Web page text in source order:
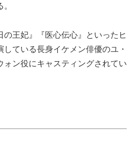
の王妃』『医心伝心』といったヒ
ている長身イケメン俳優のユ・
ォン役にキャスティングされてい